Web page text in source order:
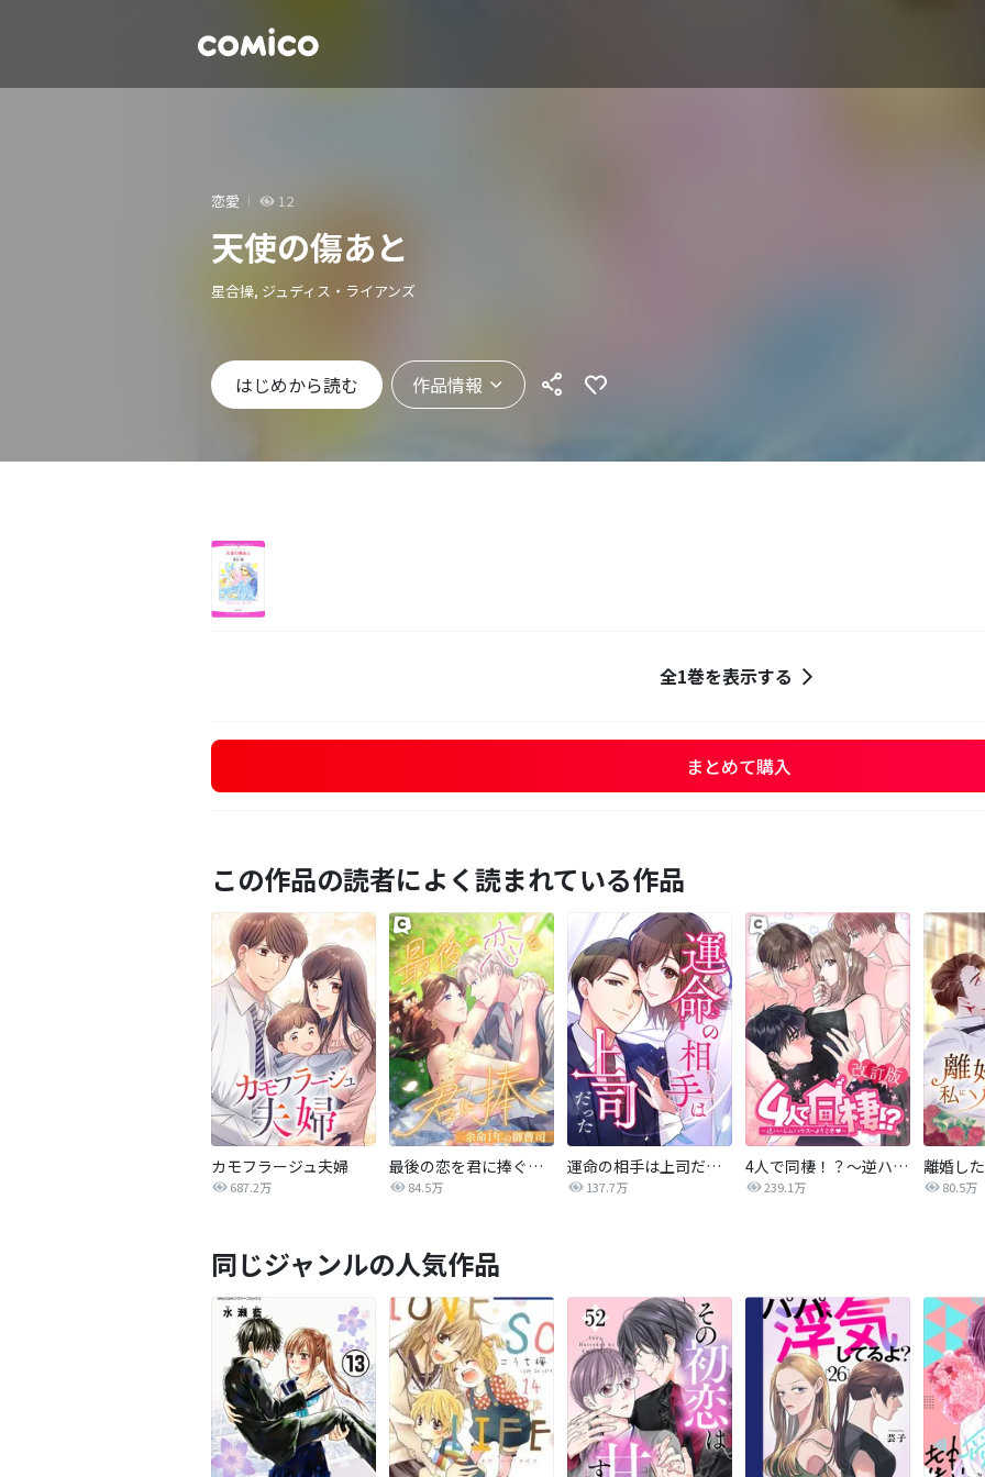
恋愛 12
天使の傷あと
星合操, ジュディス・ライアンズ
はじめから読む 作品情報
全1巻を表示する
まとめて購入
この作品の読者によく読まれている作品
カモフラージュ夫婦
687.2万
最後の恋を君に捧ぐ～余命1年の御曹司～
84.5万
運命の相手は上司だった
137.7万
4人で同棲！？～逆ハーレムハウスへようこそ♥～【改訂版】
239.1万 80.5万
同じジャンルの人気作品